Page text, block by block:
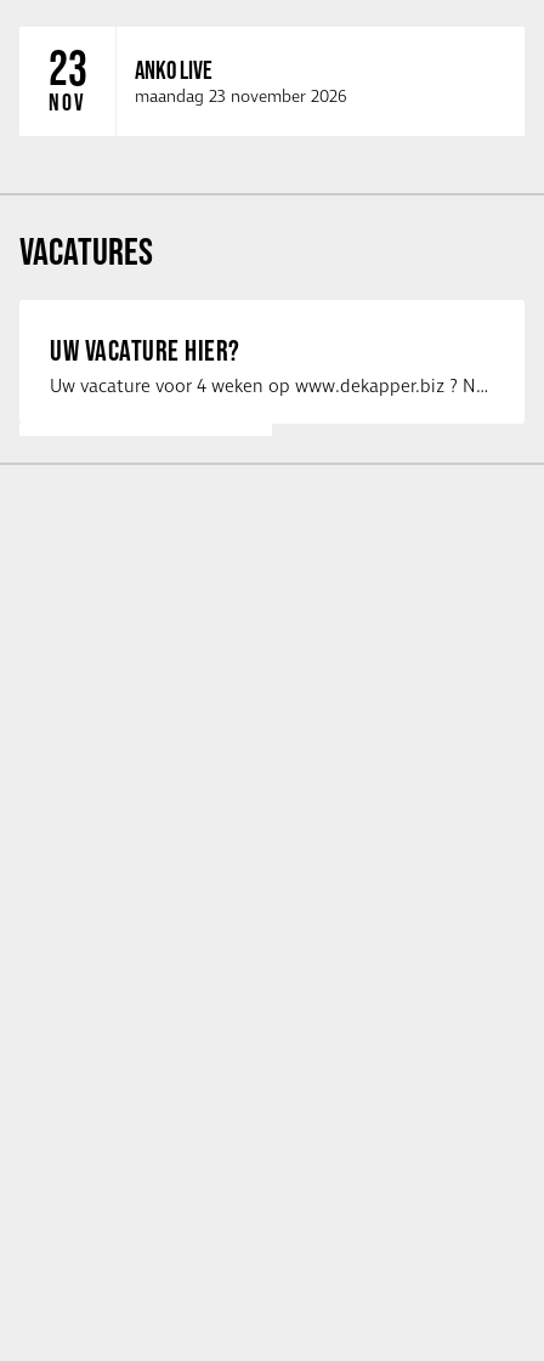
23
NOV
ANKO LIVE
maandag 23 november 2026
VACATURES
UW VACATURE HIER?
Uw vacature voor 4 weken op www.dekapper.biz ? Neem dan contact op met Maaike …